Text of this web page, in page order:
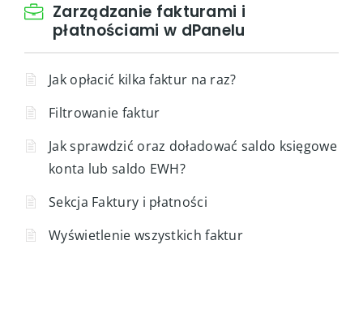
Zarządzanie fakturami i
płatnościami w dPanelu
Jak opłacić kilka faktur na raz?
Filtrowanie faktur
Jak sprawdzić oraz doładować saldo księgowe
konta lub saldo EWH?
Sekcja Faktury i płatności
Wyświetlenie wszystkich faktur